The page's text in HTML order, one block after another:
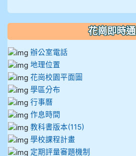
花崗即時通
辦公室電話
地理位置
花崗校園平面圖
學區分布
行事曆
作息時間
教科書版本(115)
學校課程計畫
定期評量審題機制